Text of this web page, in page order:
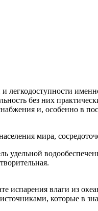
легкодоступности
без них
и, особенно в
мира,
удельной
испарения влаги из
которые в